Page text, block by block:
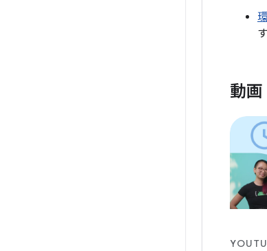
動画